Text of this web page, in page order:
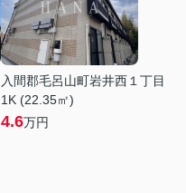
入間郡毛呂山町岩井西１丁目
1K (22.35㎡)
4.6万円